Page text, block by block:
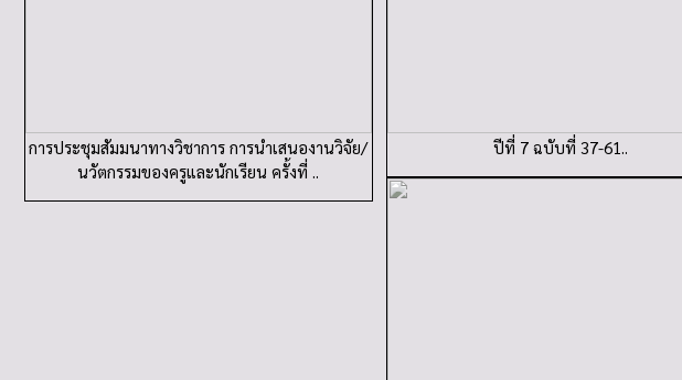
การประชุมสัมมนาทางวิชาการ การนำเสนองานวิจัย/
นวัตกรรมของครูและนักเรียน ครั้งที่ ..
ปีที่ 7 ฉบับที่ 37-61..